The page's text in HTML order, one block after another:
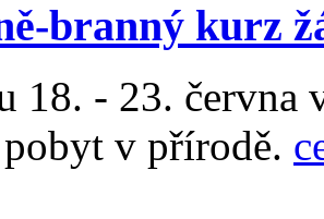
branný kurz
18. - 23. června
v přírodě.